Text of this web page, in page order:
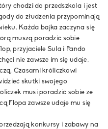
chodzi do przedszkola i jest
do złudzenia przypominają
Każda bajka zaczyna się
muszą poradzić sobie
przyjaciele Sula i Pando
nie zawsze im się udaje,
Czasami króliczkowi
skutki swojego
musi poradzić sobie ze
Flopa zawsze udaje mu się
konkursy i zabawy na